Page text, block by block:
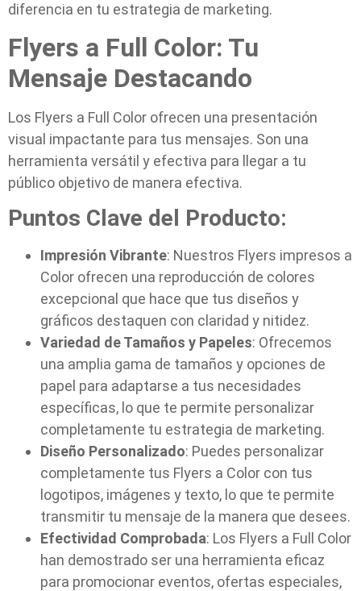
diferencia en tu estrategia de marketing.
Flyers a Full Color: Tu
Mensaje Destacando
Los Flyers a Full Color ofrecen una presentación
visual impactante para tus mensajes. Son una
herramienta versátil y efectiva para llegar a tu
público objetivo de manera efectiva.
Puntos Clave del Producto:
Impresión Vibrante: Nuestros Flyers impresos a
Color ofrecen una reproducción de colores
excepcional que hace que tus diseños y
gráficos destaquen con claridad y nitidez.
Variedad de Tamaños y Papeles: Ofrecemos
una amplia gama de tamaños y opciones de
papel para adaptarse a tus necesidades
específicas, lo que te permite personalizar
completamente tu estrategia de marketing.
Diseño Personalizado: Puedes personalizar
completamente tus Flyers a Color con tus
logotipos, imágenes y texto, lo que te permite
transmitir tu mensaje de la manera que desees.
Efectividad Comprobada: Los Flyers a Full Color
han demostrado ser una herramienta eficaz
para promocionar eventos, ofertas especiales,